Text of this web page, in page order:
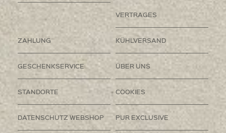
VERTRAGES
ZAHLUNG KÜHLVERSAND
GESCHENKSERVICE ÜBER UNS
STANDORTE COOKIES
DATENSCHUTZ WEBSHOP PUR EXCLUSIVE